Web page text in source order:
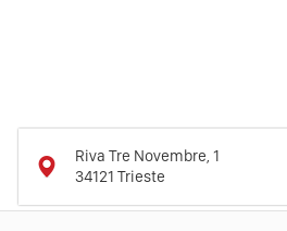
Riva Tre Novembre, 1
34121 Trieste